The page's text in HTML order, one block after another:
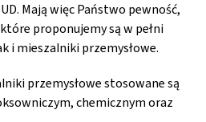
Mają więc Państwo pewność,
proponujemy są w pełni
i mieszalniki przemysłowe.
przemysłowe stosowane są
chemicznym oraz